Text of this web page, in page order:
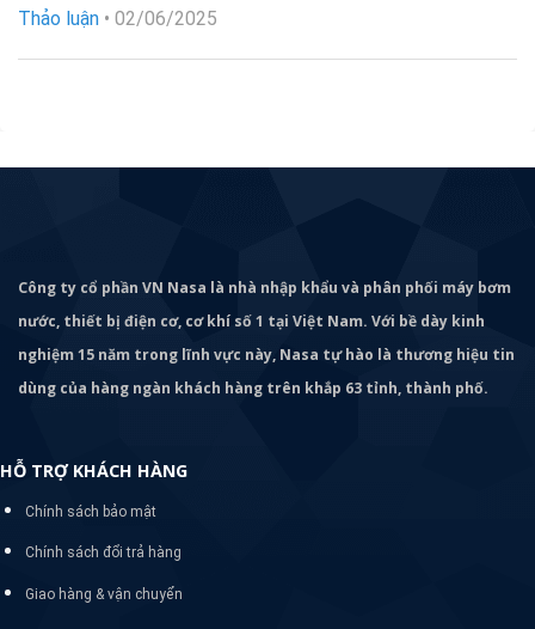
Thảo luận • 02/06/2025
Công ty cổ phần VN Nasa là nhà nhập khẩu và phân phối máy bơm
nước, thiết bị điện cơ, cơ khí số 1 tại Việt Nam. Với bề dày kinh
nghiệm 15 năm trong lĩnh vực này, Nasa tự hào là thương hiệu tin
dùng của hàng ngàn khách hàng trên khắp 63 tỉnh, thành phố.
HỖ TRỢ KHÁCH HÀNG
Chính sách bảo mật
Chính sách đổi trả hàng
Giao hàng & vận chuyển